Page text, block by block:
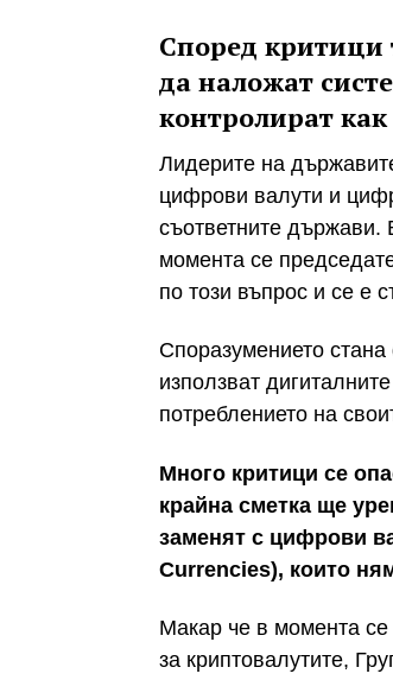
Според критици
да наложат
контролират
Лидерите на
цифрови валути и
съответните държави.
момента се
по този въпрос и се е
Споразумението
използват
потреблението на
Много критици се
крайна сметка ще
заменят с цифрови
Currencies), които
Макар че в момента
за криптовалутите,